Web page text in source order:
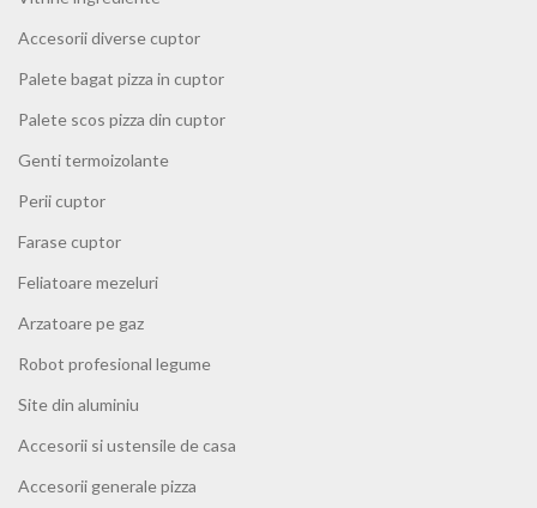
Accesorii diverse cuptor
Palete bagat pizza in cuptor
Palete scos pizza din cuptor
Genti termoizolante
Perii cuptor
Farase cuptor
Feliatoare mezeluri
Arzatoare pe gaz
Robot profesional legume
Site din aluminiu
Accesorii si ustensile de casa
Accesorii generale pizza